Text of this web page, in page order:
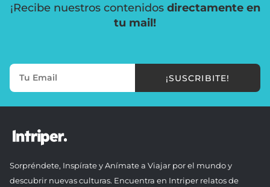
¡Recibe nuestros contenidos directamente en
tu mail!
¡SUSCRIBITE!
Sorpréndete, Inspírate y Anímate a Viajar por el mundo y
descubrir nuevas culturas. Encuentra en Intriper relatos de